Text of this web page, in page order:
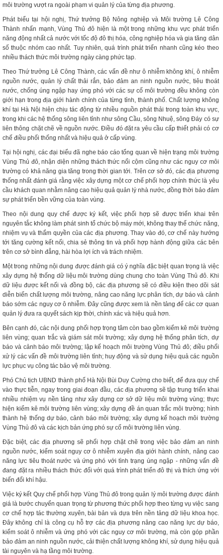
môi trường vượt ra ngoài phạm vi quản lý của từng địa phương.
Phát biểu tại hội nghị, Thứ trưởng Bộ Nông nghiệp và Môi trường Lê Công
Thành nhấn mạnh, Vùng Thủ đô hiện là một trong những khu vực phát triển
năng động nhất cả nước với tốc độ đô thị hóa, công nghiệp hóa và gia tăng dân
số thuộc nhóm cao nhất. Tuy nhiên, quá trình phát triển nhanh cũng kéo theo
nhiều thách thức môi trường ngày càng phức tạp.
Theo Thứ trưởng Lê Công Thành, các vấn đề như ô nhiễm không khí, ô nhiễm
nguồn nước, quản lý chất thải rắn, bảo đảm an ninh nguồn nước, tiêu thoát
nước, chống úng ngập hay ứng phó với các sự cố môi trường đều không còn
giới hạn trong địa giới hành chính của từng tỉnh, thành phố. Chất lượng không
khí tại Hà Nội hiện chịu tác động từ nhiều nguồn phát thải trong toàn khu vực,
trong khi các hệ thống sông liên tỉnh như sông Cầu, sông Nhuệ, sông Đáy có sự
liên thông chặt chẽ về nguồn nước. Điều đó đặt ra yêu cầu cấp thiết phải có cơ
chế điều phối thống nhất và hiệu quả ở cấp vùng.
Tại hội nghị, các đại biểu đã nghe báo cáo tổng quan về hiện trạng môi trường
Vùng Thủ đô, nhận diện những thách thức nổi cộm cũng như các nguy cơ môi
trường có khả năng gia tăng trong thời gian tới. Trên cơ sở đó, các địa phương
thống nhất đánh giá rằng việc xây dựng một cơ chế phối hợp chính thức là yêu
cầu khách quan nhằm nâng cao hiệu quả quản lý nhà nước, đồng thời bảo đảm
sự phát triển bền vững của toàn vùng.
Theo nội dung quy chế được ký kết, việc phối hợp sẽ được triển khai trên
nguyên tắc không làm phát sinh tổ chức bộ máy mới, không thay thế chức năng,
nhiệm vụ và thẩm quyền của các địa phương. Thay vào đó, cơ chế này hướng
tới tăng cường kết nối, chia sẻ thông tin và phối hợp hành động giữa các bên
trên cơ sở bình đẳng, hài hòa lợi ích và trách nhiệm.
Một trong những nội dung được đánh giá có ý nghĩa đặc biệt quan trọng là việc
xây dựng hệ thống dữ liệu môi trường dùng chung cho toàn Vùng Thủ đô. Khi
dữ liệu được kết nối và đồng bộ, các địa phương sẽ có điều kiện theo dõi sát
diễn biến chất lượng môi trường, nâng cao năng lực phân tích, dự báo và cảnh
báo sớm các nguy cơ ô nhiễm. Đây cũng được xem là nền tảng để các cơ quan
quản lý đưa ra quyết sách kịp thời, chính xác và hiệu quả hơn.
Bên cạnh đó, các nội dung phối hợp trọng tâm còn bao gồm kiểm kê môi trường
liên vùng; quan trắc và giám sát môi trường; xây dựng hệ thống phân tích, dự
báo và cảnh báo môi trường; lập kế hoạch môi trường Vùng Thủ đô; điều phối
xử lý các vấn đề môi trường liên tỉnh; huy động và sử dụng hiệu quả các nguồn
lực phục vụ công tác bảo vệ môi trường.
Phó Chủ tịch UBND thành phố Hà Nội Bùi Duy Cường cho biết, để đưa quy chế
vào thực tiễn, ngay trong giai đoạn đầu, các địa phương sẽ tập trung triển khai
nhiều nhiệm vụ nền tảng như xây dựng cơ sở dữ liệu môi trường vùng; thực
hiện kiểm kê môi trường liên vùng; xây dựng đề án quan trắc môi trường; hình
thành hệ thống dự báo, cảnh báo môi trường; xây dựng kế hoạch môi trường
Vùng Thủ đô và các kịch bản ứng phó sự cố môi trường liên vùng.
Đặc biệt, các địa phương sẽ phối hợp chặt chẽ trong việc bảo đảm an ninh
nguồn nước, kiểm soát nguy cơ ô nhiễm xuyên địa giới hành chính, nâng cao
năng lực tiêu thoát nước và ứng phó với tình trạng úng ngập - những vấn đề
đang đặt ra nhiều thách thức đối với quá trình phát triển đô thị và thích ứng với
biến đổi khí hậu.
Việc ký kết Quy chế phối hợp Vùng Thủ đô trong quản lý môi trường được đánh
giá là bước chuyển quan trọng từ phương thức phối hợp theo từng vụ việc sang
cơ chế hợp tác thường xuyên, bài bản và dựa trên nền tảng dữ liệu khoa học.
Đây không chỉ là công cụ hỗ trợ các địa phương nâng cao năng lực dự báo,
kiểm soát ô nhiễm và ứng phó với các nguy cơ môi trường, mà còn góp phần
bảo đảm an ninh nguồn nước, cải thiện chất lượng không khí, sử dụng hiệu quả
tài nguyên và hạ tầng môi trường.